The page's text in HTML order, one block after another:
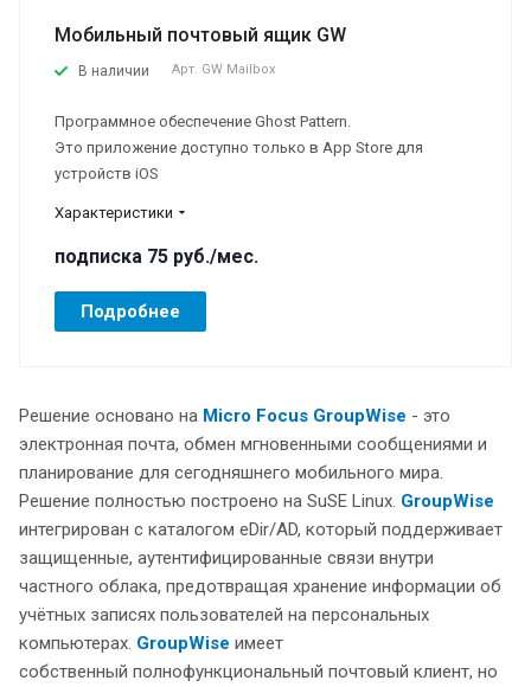
Мобильный почтовый ящик GW
В наличии Арт. GW Mailbox
Программное обеспечение Ghost Pattern.
Это приложение доступно только в App Store для
устройств iOS
Характеристики
подписка 75 руб./мес.
Подробнее
Решение основано на Micro Focus GroupWise - это
электронная почта, обмен мгновенными сообщениями и
планирование для сегодняшнего мобильного мира.
Решение полностью построено на SuSE Linux. GroupWise
интегрирован с каталогом eDir/AD, который поддерживает
защищенные, аутентифицированные связи внутри
частного облака, предотвращая хранение информации об
учётных записях пользователей на персональных
компьютерах. GroupWise имеет
собственный полнофункциональный почтовый клиент, но